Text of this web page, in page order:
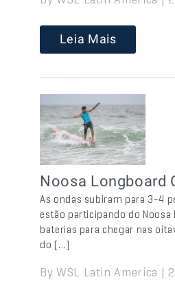
Leia Mais
Noosa Longboard
As ondas subiram para 3-4
estão participando do Noosa
baterias para chegar nas
do […]
By WSL Latin America |